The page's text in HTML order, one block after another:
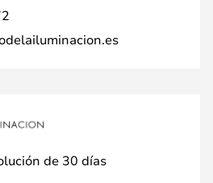
de 30 días